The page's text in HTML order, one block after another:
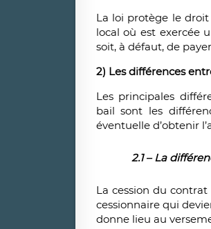
La loi protège le
local où est exercée
soit, à défaut, de
2) Les différences
Les principales
bail sont les
éventuelle d’obtenir
2.1 – La
La cession du
cessionnaire qui
donne lieu au